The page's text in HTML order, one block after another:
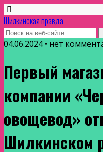
Шилкинская правда
04.06.2024 • нет
Первый
компании
овощевод»
Шилкинском